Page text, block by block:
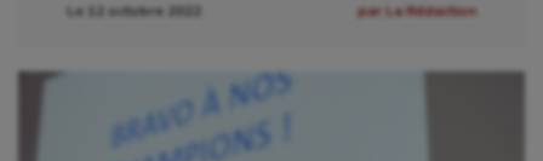
Le 12 octobre 2022 par La Rédaction